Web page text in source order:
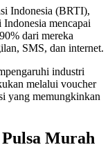
Indonesia (BRTI),
mencapai
dari mereka
SMS, dan internet.
industri
melalui voucher
yang memungkinkan
Murah